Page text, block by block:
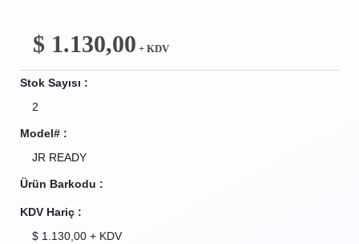
$ 1.130,00 + KDV
Stok Sayısı :
2
Model# :
JR READY
Ürün Barkodu :
KDV Hariç :
$ 1.130,00 + KDV